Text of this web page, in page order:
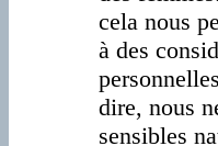
cela nous
à des
dire, nous
sensibles